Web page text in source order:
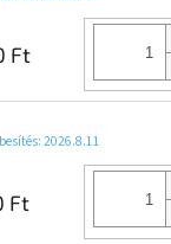
Ft
2026.8.11
Ft